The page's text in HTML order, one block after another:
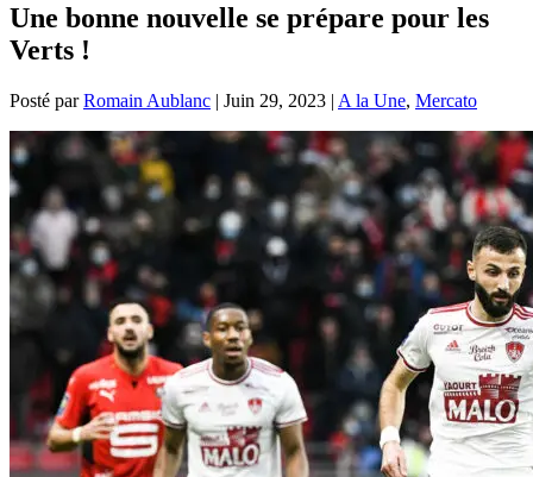
Une bonne nouvelle se prépare pour les
Verts !
Posté parRomain Aublanc | Juin 29, 2023 | A la Une, Mercato